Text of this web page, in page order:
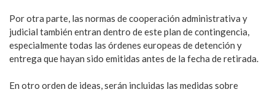
Por otra parte, las normas de cooperación administrativa y
judicial también entran dentro de este plan de contingencia,
especialmente todas las órdenes europeas de detención y
entrega que hayan sido emitidas antes de la fecha de retirada.
En otro orden de ideas, serán incluidas las medidas sobre